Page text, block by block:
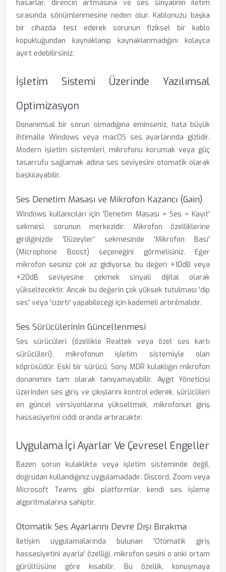
hasarlar, direncin artmasına ve ses sinyalinin iletim
sırasında sönümlenmesine neden olur. Kablonuzu başka
bir cihazda test ederek sorunun fiziksel bir kablo
kopukluğundan kaynaklanıp kaynaklanmadığını kolayca
ayırt edebilirsiniz.
İşletim Sistemi Üzerinde Yazılımsal
Optimizasyon
Donanımsal bir sorun olmadığına eminseniz, hata büyük
ihtimalle Windows veya macOS ses ayarlarında gizlidir.
Modern işletim sistemleri, mikrofonu korumak veya güç
tasarrufu sağlamak adına ses seviyesini otomatik olarak
baskılayabilir.
Ses Denetim Masası ve Mikrofon Kazancı (Gain)
Windows kullanıcıları için 'Denetim Masası > Ses > Kayıt'
sekmesi, sorunun merkezidir. Mikrofon özelliklerine
girdiğinizde 'Düzeyler' sekmesinde 'Mikrofon Bası'
(Microphone Boost) seçeneğini görmelisiniz. Eğer
mikrofon sesiniz çok az gidiyorsa, bu değeri +10dB veya
+20dB seviyesine çekmek sinyali dijital olarak
yükseltecektir. Ancak bu değerin çok yüksek tutulması 'dip
ses' veya 'cızırtı' yapabileceği için kademeli artırılmalıdır.
Ses Sürücülerinin Güncellenmesi
Ses sürücüleri (özellikle Realtek veya özel ses kartı
sürücüleri), mikrofonun işletim sistemiyle olan
köprüsüdür. Eski bir sürücü, Sony MDR kulaklığın mikrofon
donanımını tam olarak tanıyamayabilir. Aygıt Yöneticisi
üzerinden ses giriş ve çıkışlarını kontrol ederek, sürücüleri
en güncel versiyonlarına yükseltmek, mikrofonun giriş
hassasiyetini ciddi oranda artıracaktır.
Uygulama İçi Ayarlar Ve Çevresel Engeller
Bazen sorun kulaklıkta veya işletim sisteminde değil,
doğrudan kullandığınız uygulamadadır. Discord, Zoom veya
Microsoft Teams gibi platformlar, kendi ses işleme
algoritmalarına sahiptir.
Otomatik Ses Ayarlarını Devre Dışı Bırakma
İletişim uygulamalarında bulunan 'Otomatik giriş
hassasiyetini ayarla' özelliği, mikrofon sesini o anki ortam
gürültüsüne göre kısabilir. Bu özellik, konuşmaya